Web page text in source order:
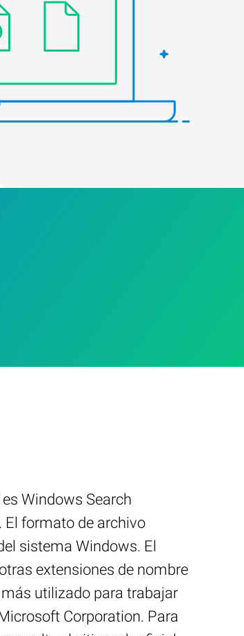
Windows Search
El formato de archivo
sistema Windows. El
extensiones de nombre
utilizado para trabajar
Corporation. Para